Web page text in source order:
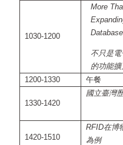
1030-1200
More
Database
不只是
的功能擴
1200-1330
午餐
1330-1420
國立臺灣
1420-1510
RFID在博
為例